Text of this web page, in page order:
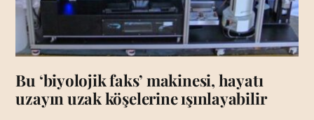
Bu ‘biyolojik faks’ makinesi, hayatı
uzayın uzak köşelerine ışınlayabilir